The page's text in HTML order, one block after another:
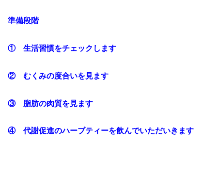
準備段階
① 生活習慣をチェックします
② むくみの度合いを見ます
③ 脂肪の肉質を見ます
④ 代謝促進のハーブティーを飲んでいただいきます